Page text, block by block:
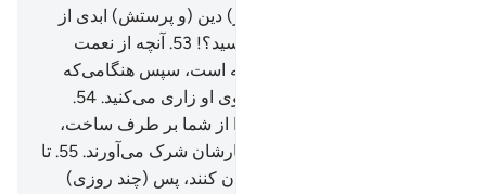
زمین است از آنِ اوست، و (نیز) دین (و پرستش) ابدی از
آنِ اوست، آیا از غیر الله می‌ترسید؟! 53
. آنچه از نعمت
دارید، پس (همه) از (جانب) الله است، سپس هنگامی‌که
ناراحتی به شما رسد، باز به سوی او زاری می‌کنید. 54
.
سپس هنگامی‌که آن ناراحتی را از شما بر طرف ساخت،
آنگاه گروهی از شما به پروردگار‌شان شرک می‌آورند. 55
. تا
آنچه را که به آن‌ها داده‌ایم کفران کنند، پس (چند روزی)